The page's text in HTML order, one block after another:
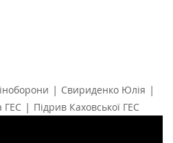
| Свириденко Юлія |
ГЕС | Підрив Каховської ГЕС